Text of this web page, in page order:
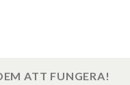
ATT FUNGERA!